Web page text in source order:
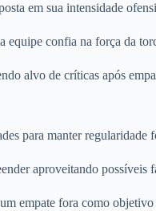
em sua intensidade
confia na força da
alvo de críticas após
para manter regularidade
aproveitando possíveis
empate fora como